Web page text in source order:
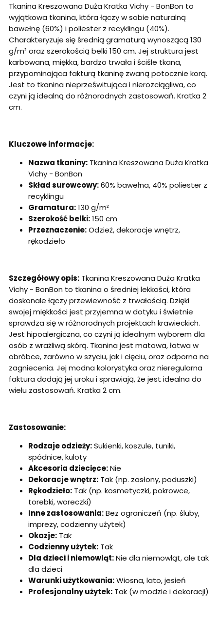
Tkanina Kreszowana Duża Kratka Vichy - BonBon to
wyjątkowa tkanina, która łączy w sobie naturalną
bawełnę (60%) i poliester z recyklingu (40%).
Charakteryzuje się średnią gramaturą wynoszącą 130
g/m² oraz szerokością belki 150 cm. Jej struktura jest
karbowana, miękka, bardzo trwała i ściśle tkana,
przypominająca fakturą tkaninę zwaną potocznie korą.
Jest to tkanina nieprześwitująca i nierozciągliwa, co
czyni ją idealną do różnorodnych zastosowań. Kratka 2
cm.
Kluczowe informacje:
Nazwa tkaniny: Tkanina Kreszowana Duża Kratka
Vichy - BonBon
Skład surowcowy:60% bawełna, 40% poliester z
recyklingu
Gramatura:130 g/m²
Szerokość belki:150 cm
Przeznaczenie:Odzież, dekoracje wnętrz,
rękodzieło
Szczegółowy opis: Tkanina Kreszowana Duża Kratka
Vichy - BonBon to tkanina o średniej lekkości, która
doskonale łączy przewiewność z trwałością. Dzięki
swojej miękkości jest przyjemna w dotyku i świetnie
sprawdza się w różnorodnych projektach krawieckich.
Jest hipoalergiczna, co czyni ją idealnym wyborem dla
osób z wrażliwą skórą. Tkanina jest matowa, łatwa w
obróbce, zarówno w szyciu, jak i cięciu, oraz odporna na
zagniecenia. Jej modna kolorystyka oraz nieregularna
faktura dodają jej uroku i sprawiają, że jest idealna do
wielu zastosowań. Kratka 2 cm.
Zastosowanie:
Rodzaje odzieży:Sukienki, koszule, tuniki,
spódnice, kuloty
Akcesoria dziecięce:Nie
Dekoracje wnętrz: Tak (np. zasłony, poduszki)
Rękodzieło: Tak (np. kosmetyczki, pokrowce,
torebki, woreczki)
Inne zastosowania:Bez ograniczeń (np. śluby,
imprezy, codzienny użytek)
Okazje: Tak
Codzienny użytek: Tak
Dla dzieci i niemowląt:Nie dla niemowląt, ale tak
dla dzieci
Warunki użytkowania:Wiosna, lato, jesień
Profesjonalny użytek: Tak (w modzie i dekoracji)